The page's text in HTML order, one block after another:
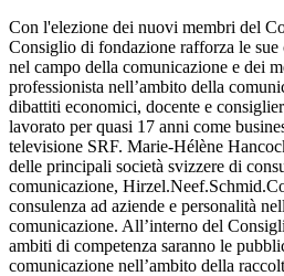
Con l'elezione dei nuovi membri del
Consiglio di fondazione rafforza le sue
nel campo della comunicazione e dei
professionista nell’ambito della
dibattiti economici, docente e
lavorato per quasi 17 anni come
televisione SRF. Marie-Hélène
delle principali società svizzere di
comunicazione,
consulenza ad aziende e personalità
comunicazione. All’interno del
ambiti di competenza saranno le
comunicazione nell’ambito della